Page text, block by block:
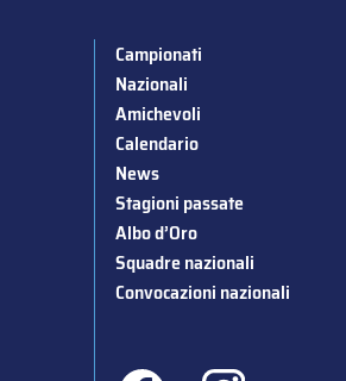
Campionati
Nazionali
Amichevoli
Calendario
News
Stagioni passate
Albo d’Oro
Squadre nazionali
Convocazioni nazionali